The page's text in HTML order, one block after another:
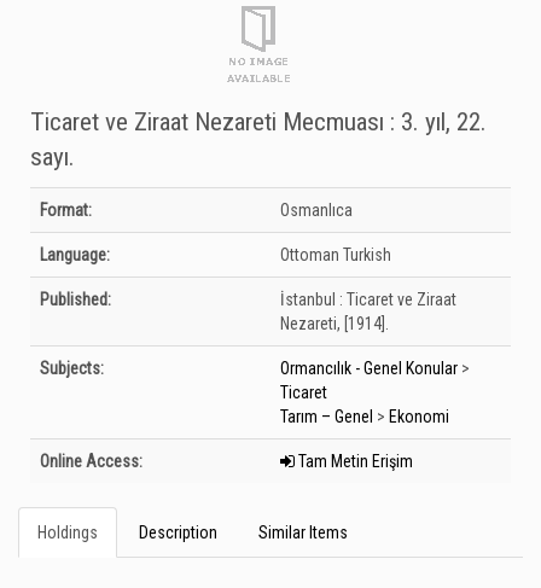
Ticaret ve Ziraat Nezareti Mecmuası : 3. yıl, 22.
sayı.
Bibliographic Details
Format: Osmanlıca
Language: Ottoman Turkish
Published: İstanbul : Ticaret ve Ziraat
Nezareti, [1914].
Subjects: Ormancılık - Genel Konular >
Ticaret
Tarım – Genel > Ekonomi
Online Access: Tam Metin Erişim
Holdings Description Similar Items